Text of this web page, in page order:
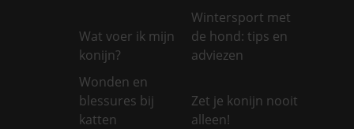
Wat voer ik mijn
konijn?
Wintersport met
de hond: tips en
adviezen
Wonden en
blessures bij
katten
Zet je konijn nooit
alleen!